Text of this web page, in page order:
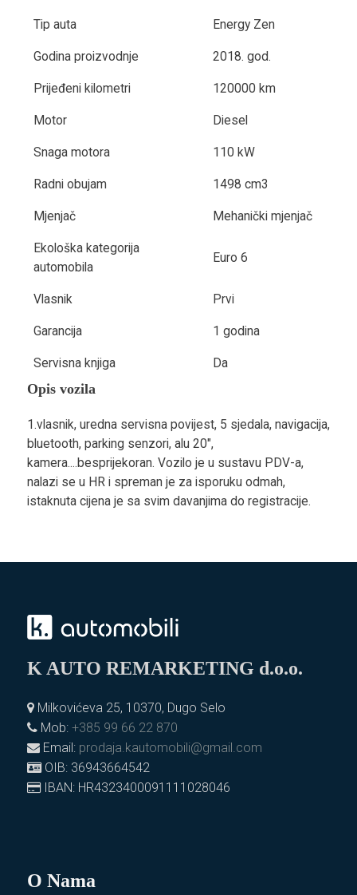
Tip auta Energy Zen
Godina proizvodnje 2018. god.
Prijeđeni kilometri 120000 km
Motor Diesel
Snaga motora 110 kW
Radni obujam 1498 cm3
Mjenjač Mehanički mjenjač
Ekološka kategorija
automobila
Euro 6
Vlasnik Prvi
Garancija 1 godina
Servisna knjiga Da
Opis vozila
1.vlasnik, uredna servisna povijest, 5 sjedala, navigacija,
bluetooth, parking senzori, alu 20",
kamera....besprijekoran. Vozilo je u sustavu PDV-a,
nalazi se u HR i spreman je za isporuku odmah,
istaknuta cijena je sa svim davanjima do registracije.
K AUTO REMARKETING d.o.o.
Milkovićeva 25, 10370, Dugo Selo
Mob: +385 99 66 22 870
Email: prodaja.kautomobili@gmail.com
OIB: 36943664542
IBAN: HR4323400091111028046
O Nama